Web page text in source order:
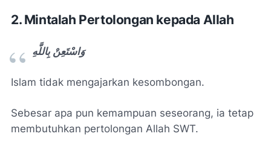
2. Mintalah Pertolongan kepada Allah
وَاسْتَعِنْ بِاللَّهِ
Islam tidak mengajarkan kesombongan.
Sebesar apa pun kemampuan seseorang, ia tetap
membutuhkan pertolongan Allah SWT.